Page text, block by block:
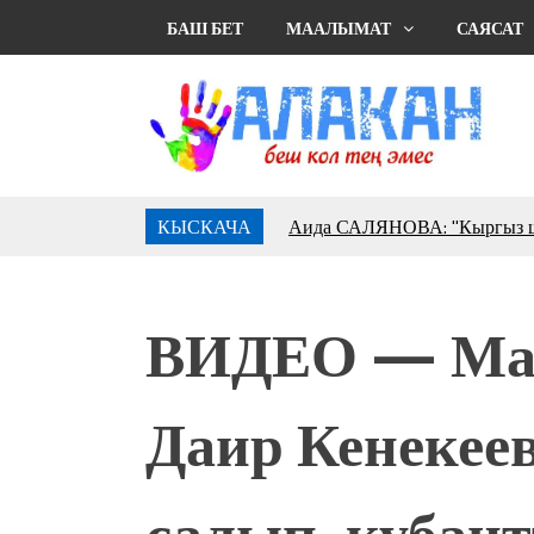
БАШ БЕТ МААЛЫМАТ САЯСАТ
КЫСКАЧА
Аида САЛЯНОВА: "Кыргыз
үчүн, улуу көч уланышы үчүн
“Китепкана түнγ-2026”:
Латын арибиндеги
тарыхы жана редакторлору...
Кыргызстандагы эң ири
ВИДЕО —
Даир